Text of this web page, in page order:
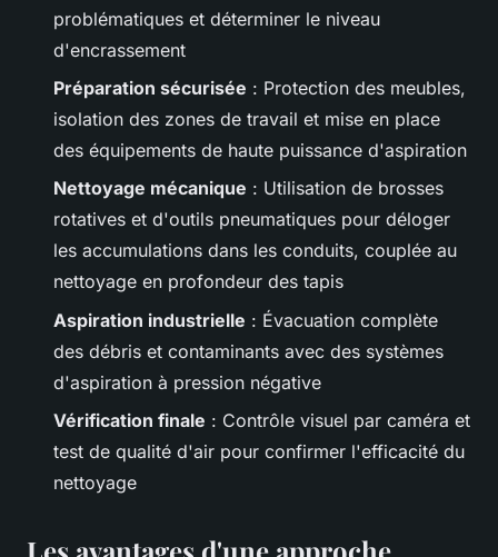
problématiques et déterminer le niveau
d'encrassement
Préparation sécurisée : Protection des meubles,
isolation des zones de travail et mise en place
des équipements de haute puissance d'aspiration
Nettoyage mécanique : Utilisation de brosses
rotatives et d'outils pneumatiques pour déloger
les accumulations dans les conduits, couplée au
nettoyage en profondeur des tapis
Aspiration industrielle : Évacuation complète
des débris et contaminants avec des systèmes
d'aspiration à pression négative
Vérification finale : Contrôle visuel par caméra et
test de qualité d'air pour confirmer l'efficacité du
nettoyage